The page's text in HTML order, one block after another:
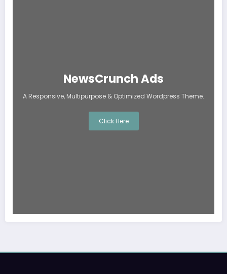
NewsCrunch Ads
A Responsive, Multipurpose & Optimized Wordpress Theme.
Click Here